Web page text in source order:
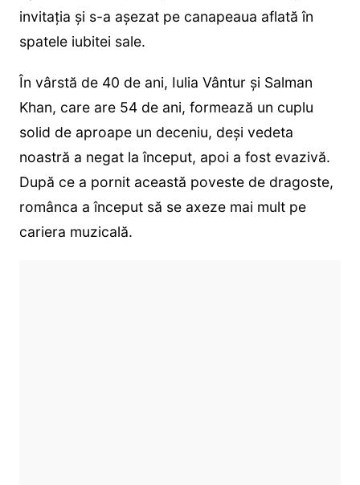
invitația și s-a așezat pe canapeaua aflată în
spatele iubitei sale.
În vârstă de 40 de ani, Iulia Vântur și Salman
Khan, care are 54 de ani, formează un cuplu
solid de aproape un deceniu, deși vedeta
noastră a negat la început, apoi a fost evazivă.
După ce a pornit această poveste de dragoste,
românca a început să se axeze mai mult pe
cariera muzicală.